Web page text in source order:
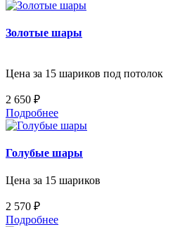
Золотые шары
Цена за 15 шариков под потолок
2 650 ₽
Подробнее
Голубые шары
Цена за 15 шариков
2 570 ₽
Подробнее